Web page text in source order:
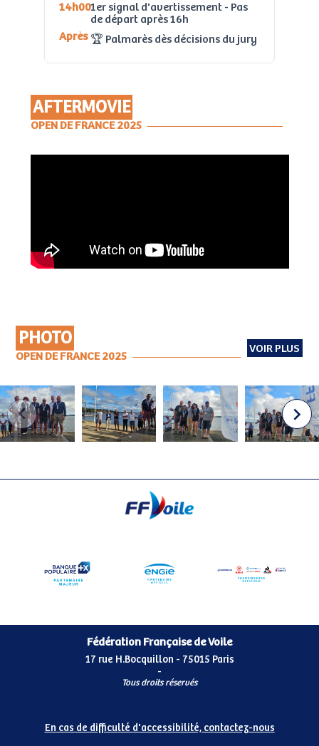
14h001er signal d'avertissement - Pas
de départ après 16h
Après 🏆 Palmarès dès décisions du jury
AFTERMOVIE
OPEN DE FRANCE 2025
PHOTO
OPEN DE FRANCE 2025
VOIR PLUS
Fédération Française de Voile
17 rue H.Bocquillon - 75015 Paris
-
Tous droits réservés
En cas de difficulté d'accessibilité, contactez-nous